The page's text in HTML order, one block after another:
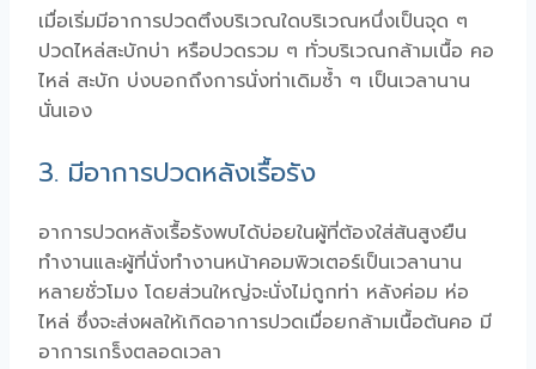
เมื่อเริ่มมีอาการปวดตึงบริเวณใดบริเวณหนึ่งเป็นจุด ๆ
ปวดไหล่สะบักบ่า หรือปวดรวม ๆ ทั่วบริเวณกล้ามเนื้อ คอ
ไหล่ สะบัก บ่งบอกถึงการนั่งท่าเดิมซ้ำ ๆ เป็นเวลานาน
นั่นเอง
3. มีอาการปวดหลังเรื้อรัง
อาการปวดหลังเรื้อรังพบได้บ่อยในผู้ที่ต้องใส่ส้นสูงยืน
ทำงานและผู้ที่นั่งทำงานหน้าคอมพิวเตอร์เป็นเวลานาน
หลายชั่วโมง โดยส่วนใหญ่จะนั่งไม่ถูกท่า หลังค่อม ห่อ
ไหล่ ซึ่งจะส่งผลให้เกิดอาการปวดเมื่อยกล้ามเนื้อต้นคอ มี
อาการเกร็งตลอดเวลา